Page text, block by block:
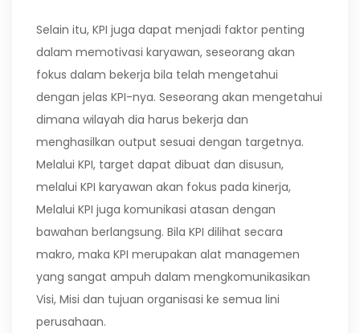
Selain itu, KPI juga dapat menjadi faktor penting
dalam memotivasi karyawan, seseorang akan
fokus dalam bekerja bila telah mengetahui
dengan jelas KPI-nya. Seseorang akan mengetahui
dimana wilayah dia harus bekerja dan
menghasilkan output sesuai dengan targetnya.
Melalui KPI, target dapat dibuat dan disusun,
melalui KPI karyawan akan fokus pada kinerja,
Melalui KPI juga komunikasi atasan dengan
bawahan berlangsung. Bila KPI dilihat secara
makro, maka KPI merupakan alat managemen
yang sangat ampuh dalam mengkomunikasikan
Visi, Misi dan tujuan organisasi ke semua lini
perusahaan.